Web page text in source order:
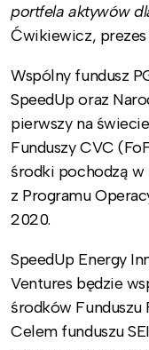
portfela aktywów
Ćwikiewicz, prezes
Wspólny fundusz
SpeedUp oraz
pierwszy na
Funduszy CVC
środki pochodzą w
z Programu
2020.
SpeedUp Energy
Ventures będzie
środków Funduszu
Celem funduszu